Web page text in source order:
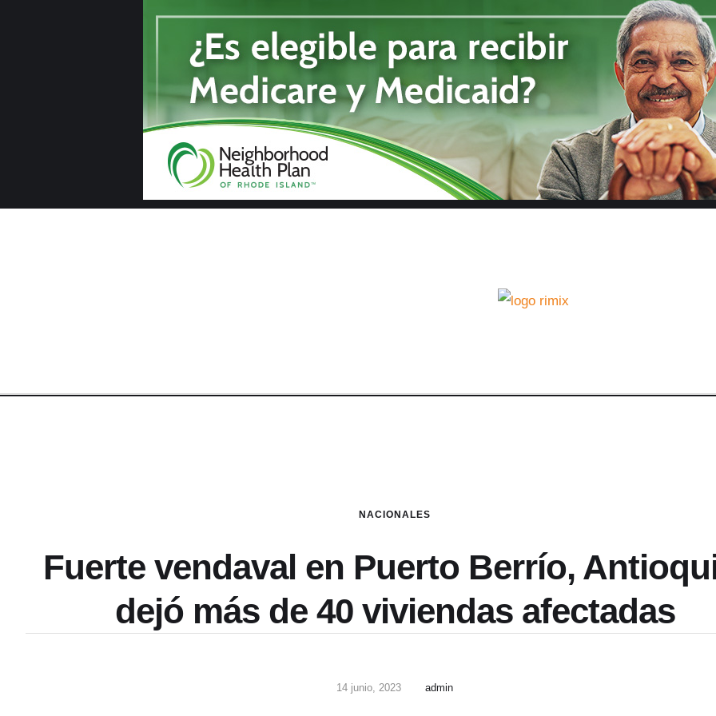
NACIONALES
Fuerte vendaval en Puerto Berrío,
dejó más de 40 viviendas afectadas
14 junio, 2023 admin